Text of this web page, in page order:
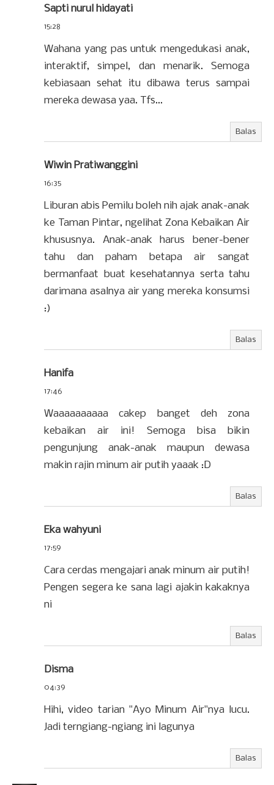
Sapti nurul hidayati
15:28
Wahana yang pas untuk mengedukasi anak,
interaktif, simpel, dan menarik. Semoga
kebiasaan sehat itu dibawa terus sampai
mereka dewasa yaa. Tfs...
Balas
Wiwin Pratiwanggini
16:35
Liburan abis Pemilu boleh nih ajak anak-anak
ke Taman Pintar, ngelihat Zona Kebaikan Air
khususnya. Anak-anak harus bener-bener
tahu dan paham betapa air sangat
bermanfaat buat kesehatannya serta tahu
darimana asalnya air yang mereka konsumsi
:)
Balas
Hanifa
17:46
Waaaaaaaaaa cakep banget deh zona
kebaikan air ini! Semoga bisa bikin
pengunjung anak-anak maupun dewasa
makin rajin minum air putih yaaak :D
Balas
Eka wahyuni
17:59
Cara cerdas mengajari anak minum air putih!
Pengen segera ke sana lagi ajakin kakaknya
ni
Balas
Disma
04:39
Hihi, video tarian "Ayo Minum Air"nya lucu.
Jadi terngiang-ngiang ini lagunya
Balas